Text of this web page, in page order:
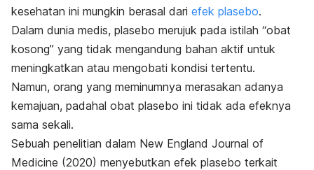
kesehatan ini mungkin berasal dari efek plasebo.
Dalam dunia medis, plasebo merujuk pada istilah “obat
kosong” yang tidak mengandung bahan aktif untuk
meningkatkan atau mengobati kondisi tertentu.
Namun, orang yang meminumnya merasakan adanya
kemajuan, padahal obat plasebo ini tidak ada efeknya
sama sekali.
Sebuah penelitian dalam New England Journal of
Medicine (2020) menyebutkan efek plasebo terkait